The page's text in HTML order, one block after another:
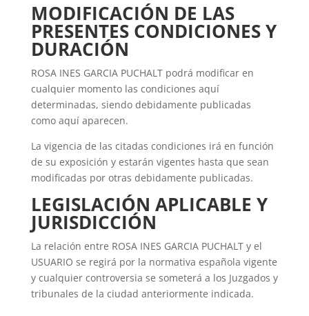
MODIFICACIÓN DE LAS
PRESENTES CONDICIONES Y
DURACIÓN
ROSA INES GARCIA PUCHALT podrá modificar en
cualquier momento las condiciones aquí
determinadas, siendo debidamente publicadas
como aquí aparecen.
La vigencia de las citadas condiciones irá en función
de su exposición y estarán vigentes hasta que sean
modificadas por otras debidamente publicadas.
LEGISLACIÓN APLICABLE Y
JURISDICCIÓN
La relación entre ROSA INES GARCIA PUCHALT y el
USUARIO se regirá por la normativa española vigente
y cualquier controversia se someterá a los Juzgados y
tribunales de la ciudad anteriormente indicada.